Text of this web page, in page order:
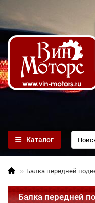
Каталог
Балка передней
Балка передней